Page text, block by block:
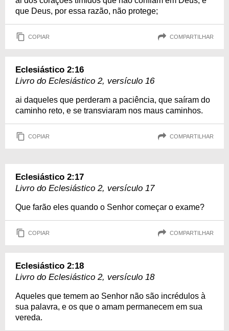
que Deus, por essa razão, não protege;
COPIAR COMPARTILHAR
Eclesiástico 2:16
Livro do Eclesiástico 2, versículo 16
ai daqueles que perderam a paciência, que saíram do
caminho reto, e se transviaram nos maus caminhos.
COPIAR COMPARTILHAR
Eclesiástico 2:17
Livro do Eclesiástico 2, versículo 17
Que farão eles quando o Senhor começar o exame?
COPIAR COMPARTILHAR
Eclesiástico 2:18
Livro do Eclesiástico 2, versículo 18
Aqueles que temem ao Senhor não são incrédulos à
sua palavra, e os que o amam permanecem em sua
vereda.